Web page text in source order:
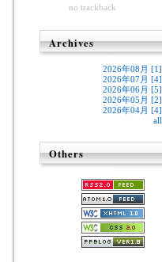
no trackback
Archives
2026年08月 [1]
2026年07月 [4]
2026年06月 [5]
2026年05月 [2]
2026年04月 [4]
all
Others